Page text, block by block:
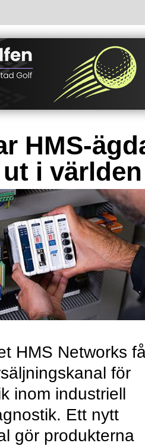
HMS-
i världen
HMS Networks
för
inom industriell
Ett nytt
gör produkterna